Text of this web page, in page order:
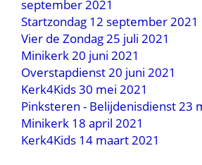
september 2021
Startzondag 12 september 2021
Vier de Zondag 25 juli 2021
Minikerk 20 juni 2021
Overstapdienst 20 juni 2021
Kerk4Kids 30 mei 2021
Pinksteren - Belijdenisdienst 23
Minikerk 18 april 2021
Kerk4Kids 14 maart 2021